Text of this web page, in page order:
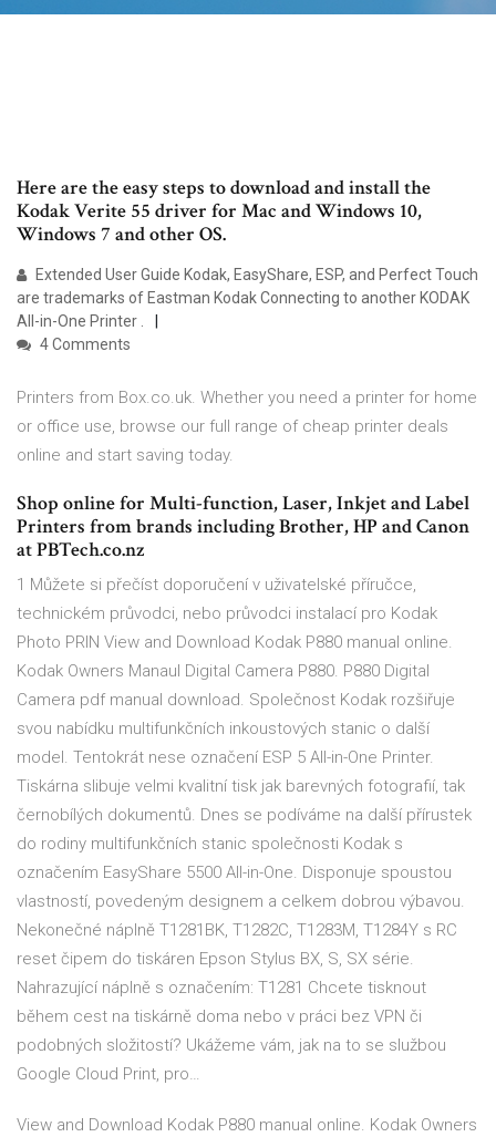
Here are the easy steps to download and install the
Kodak Verite 55 driver for Mac and Windows 10,
Windows 7 and other OS.
Extended User Guide Kodak, EasyShare, ESP, and Perfect Touch
are trademarks of Eastman Kodak Connecting to another KODAK
All-in-One Printer .
4 Comments
Printers from Box.co.uk. Whether you need a printer for home
or office use, browse our full range of cheap printer deals
online and start saving today.
Shop online for Multi-function, Laser, Inkjet and Label
Printers from brands including Brother, HP and Canon
at PBTech.co.nz
1 Můžete si přečíst doporučení v uživatelské příručce,
technickém průvodci, nebo průvodci instalací pro Kodak
Photo PRIN View and Download Kodak P880 manual online.
Kodak Owners Manaul Digital Camera P880. P880 Digital
Camera pdf manual download. Společnost Kodak rozšiřuje
svou nabídku multifunkčních inkoustových stanic o další
model. Tentokrát nese označení ESP 5 All-in-One Printer.
Tiskárna slibuje velmi kvalitní tisk jak barevných fotografií, tak
černobílých dokumentů. Dnes se podíváme na další přírustek
do rodiny multifunkčních stanic společnosti Kodak s
označením EasyShare 5500 All-in-One. Disponuje spoustou
vlastností, povedeným designem a celkem dobrou výbavou.
Nekonečné náplně T1281BK, T1282C, T1283M, T1284Y s RC
reset čipem do tiskáren Epson Stylus BX, S, SX série.
Nahrazující náplně s označením: T1281 Chcete tisknout
během cest na tiskárně doma nebo v práci bez VPN či
podobných složitostí? Ukážeme vám, jak na to se službou
Google Cloud Print, pro…
View and Download Kodak P880 manual online. Kodak Owners